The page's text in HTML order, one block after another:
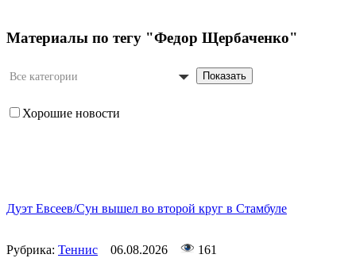
Материалы по тегу "Федор Щербаченко"
Все категории Показать
Хорошие новости
Дуэт Евсеев/Сун вышел во второй круг в Стамбуле
Рубрика: Теннис 06.08.2026 161